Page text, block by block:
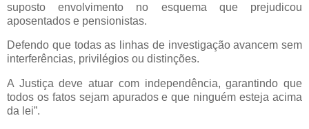
suposto envolvimento no esquema que prejudicou
aposentados e pensionistas.
Defendo que todas as linhas de investigação avancem sem
interferências, privilégios ou distinções.
A Justiça deve atuar com independência, garantindo que
todos os fatos sejam apurados e que ninguém esteja acima
da lei”.